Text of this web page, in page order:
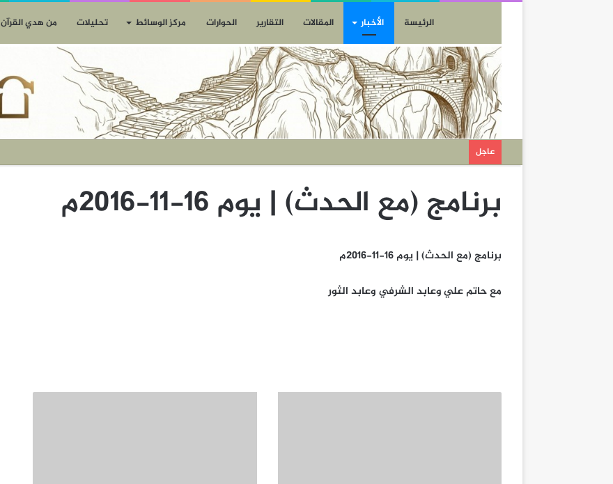
الرئيسة الأخبار المقالات التقارير الحوارات مركز الوسائط تحليلات من هدي القرآن
عاجل
برنامج (مع الحدث) | يوم 16-11-2016م
برنامج (مع الحدث) | يوم 16-11-2016م
مع حاتم علي وعابد الشرفي وعابد الثور